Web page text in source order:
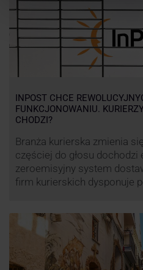
INPOST CHCE
FUNKCJONOWANIU.
CHODZI?
Branża kurierska zmienia
częściej do głosu dochodzi
zeroemisyjny system
firm kurierskich dysponuje
ale też sposobie rozliczania
wprowadzić również
sprzeciw pracowników …